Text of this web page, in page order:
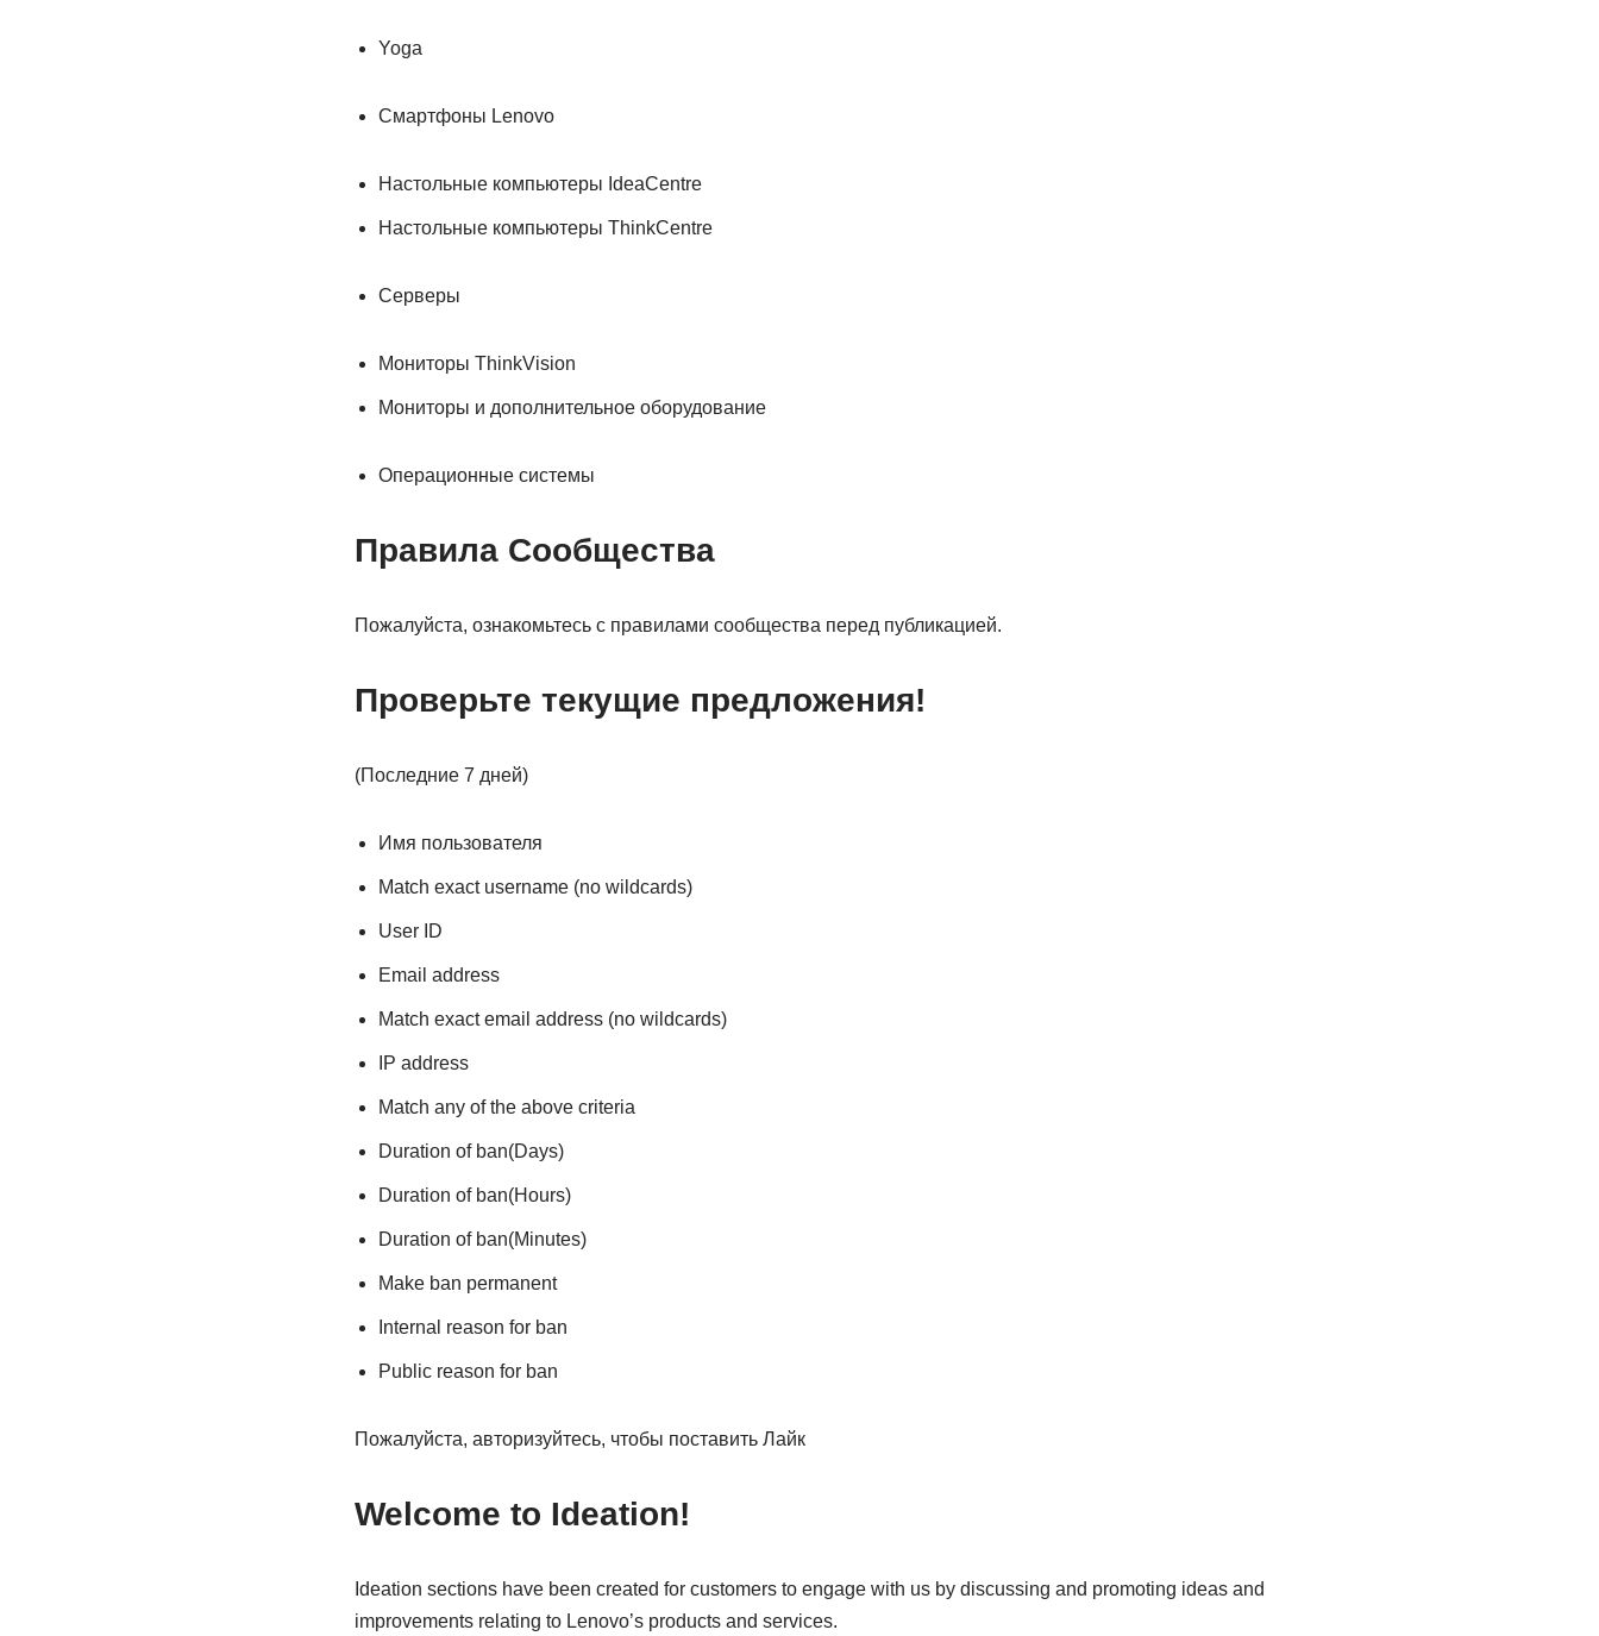
Yoga
Смартфоны Lenovo
Настольные компьютеры IdeaCentre
Настольные компьютеры ThinkCentre
Серверы
Мониторы ThinkVision
Мониторы и дополнительное оборудование
Операционные системы
Правила Сообщества
Пожалуйста, ознакомьтесь с правилами сообщества перед публикацией.
Проверьте текущие предложения!
(Последние 7 дней)
Имя пользователя
Match exact username (no wildcards)
User ID
Email address
Match exact email address (no wildcards)
IP address
Match any of the above criteria
Duration of ban(Days)
Duration of ban(Hours)
Duration of ban(Minutes)
Make ban permanent
Internal reason for ban
Public reason for ban
Пожалуйста, авторизуйтесь, чтобы поставить Лайк
Welcome to Ideation!
Ideation sections have been created for customers to engage with us by discussing and promoting ideas and
improvements relating to Lenovo’s products and services.